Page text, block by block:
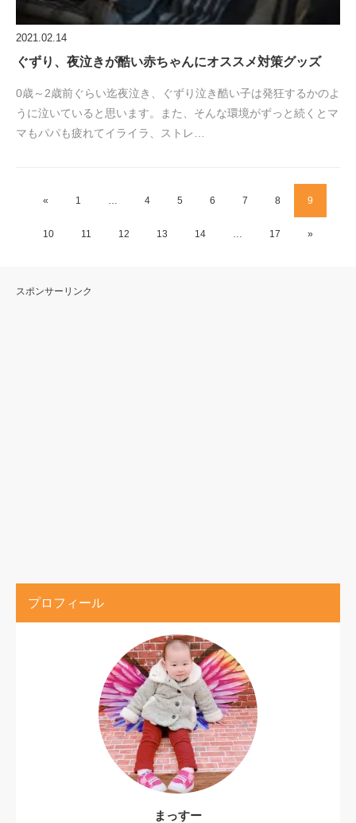
2021.02.14
ぐずり、夜泣きが酷い赤ちゃんにオススメ対策グッズ
0歳～2歳前ぐらい迄夜泣き、ぐずり泣き酷い子は発狂するかのよ
うに泣いていると思います。また、そんな環境がずっと続くとマ
マもパパも疲れてイライラ、ストレ…
« 1 4 5 6 7 8 9
10 11 12 13 14 17 »
スポンサーリンク
プロフィール
まっすー